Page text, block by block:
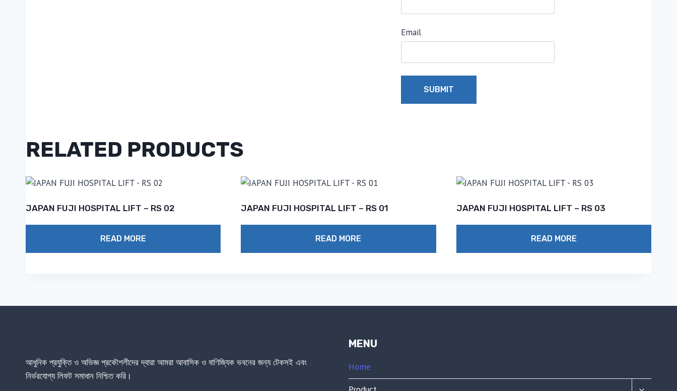
Email
RELATED PRODUCTS
JAPAN FUJI HOSPITAL LIFT – RS 02
READ MORE
JAPAN FUJI HOSPITAL LIFT – RS 01
READ MORE
JAPAN FUJI HOSPITAL LIFT – RS 03
READ MORE
আধুনিক প্রযুক্তি ও অভিজ্ঞ প্রকৌশলীদের দ্বারা আমরা আবাসিক ও বাণিজ্যিক ভবনের জন্য টেকসই এবং
নির্ভরযোগ্য লিফট সমাধান নিশ্চিত করি।
MENU
Home
TOGGLE